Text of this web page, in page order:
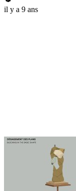
il y a 9 ans